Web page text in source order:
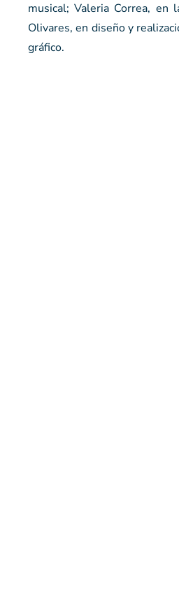
musical; Valeria Correa, en
Olivares, en diseño y
gráfico.